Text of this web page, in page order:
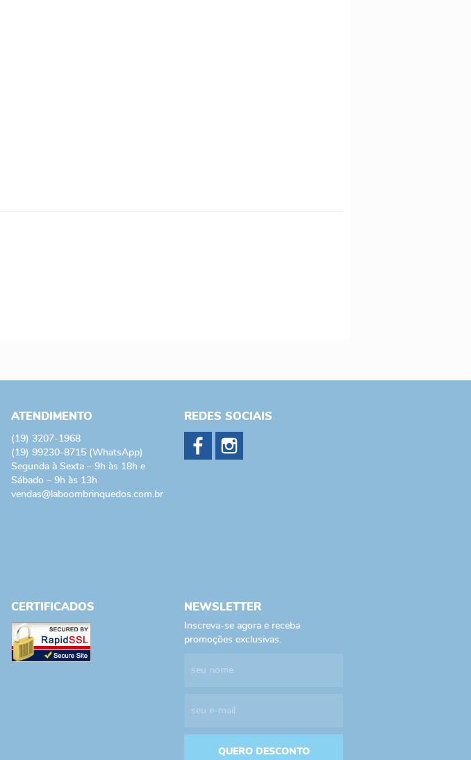
ATENDIMENTO
(19) 3207-1968
(19) 99230-8715 (WhatsApp)
Segunda à Sexta – 9h às 18h e
Sábado – 9h às 13h
vendas@laboombrinquedos.com.br
REDES SOCIAIS
CERTIFICADOS NEWSLETTER
Inscreva-se agora e receba
promoções exclusivas.
QUERO DESCONTO